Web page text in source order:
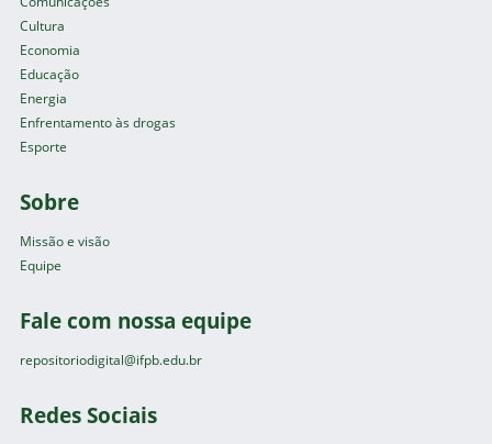
Cultura
Economia
Educação
Energia
Enfrentamento às drogas
Esporte
Sobre
Missão e visão
Equipe
Fale com nossa equipe
repositoriodigital@ifpb.edu.br
Redes Sociais